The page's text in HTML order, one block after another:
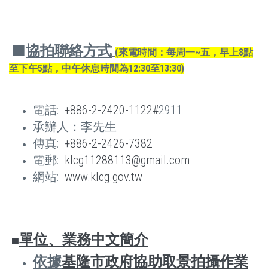
協拍聯絡方式 (來電時間：每周一~五，早上8點
至下午5點，中午休息時間為12:30至13:30)
電話: +886-2-2420-1122#2911
承辦人：李先生
傳真: +886-2-2426-7382
電郵: klcg11288113@gmail.com
網站: www.klcg.gov.tw
⬛單位、業務中文簡介
依據基隆市政府協助取景拍攝作業